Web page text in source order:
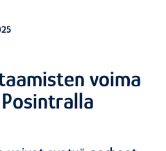
voima